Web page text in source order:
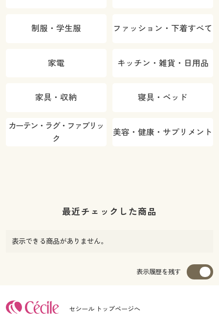
制服・学生服 ファッション・下着すべて
家電 キッチン・雑貨・日用品
家具・収納 寝具・ベッド
カーテン・ラグ・ファブリッ
ク
美容・健康・サプリメント
最近チェックした商品
表示できる商品がありません。
表示履歴を残す
セシール トップページへ